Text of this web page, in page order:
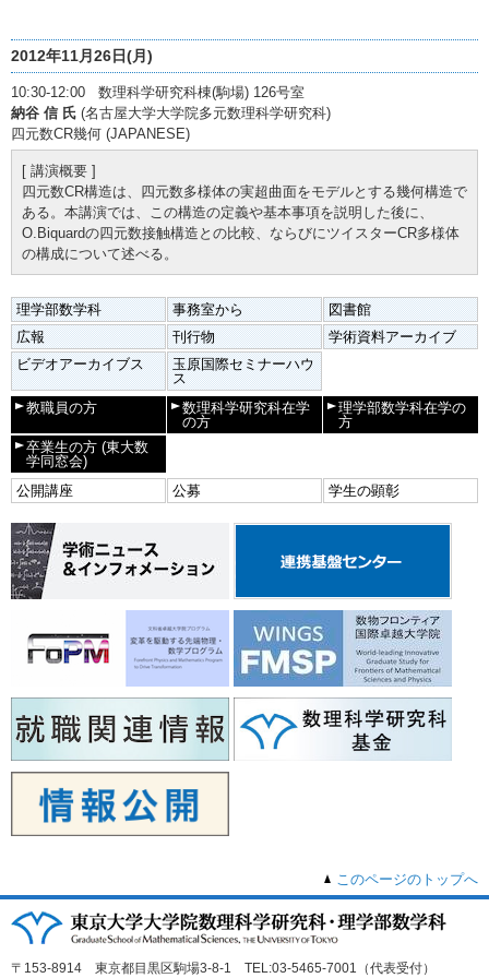
2012年11月26日(月)
10:30-12:00 数理科学研究科棟(駒場) 126号室
納谷 信 氏 (名古屋大学大学院多元数理科学研究科)
四元数CR幾何 (JAPANESE)
[ 講演概要 ]
四元数CR構造は、四元数多様体の実超曲面をモデルとする幾何構造で
ある。本講演では、この構造の定義や基本事項を説明した後に、
O.Biquardの四元数接触構造との比較、ならびにツイスターCR多様体
の構成について述べる。
理学部数学科 事務室から
図書館
広報
刊行物
学術資料アーカイブ
ビデオアーカイブス
玉原国際セミナーハウ
ス
教職員の方
数理科学研究科在学
の方
理学部数学科在学の
方
卒業生の方 (東大数
学同窓会)
公開講座
公募 学生の顕彰
このページのトップへ
〒153-8914 東京都目黒区駒場3-8-1 TEL:03-5465-7001（代表受付）